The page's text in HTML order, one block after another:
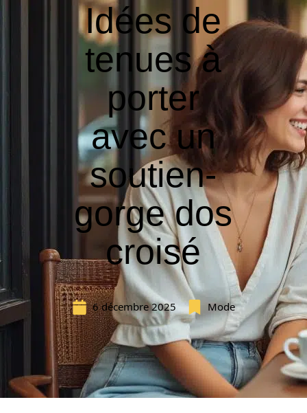
Idées de
tenues à
porter
avec un
soutien-
gorge dos
croisé
6 décembre 2025 Mode